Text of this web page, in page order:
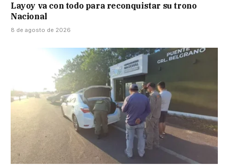
Layoy va con todo para reconquistar su trono
Nacional
8 de agosto de 2026